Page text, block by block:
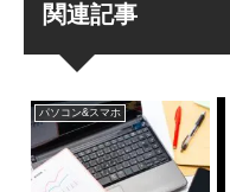
関連記事
パソコン&スマホ